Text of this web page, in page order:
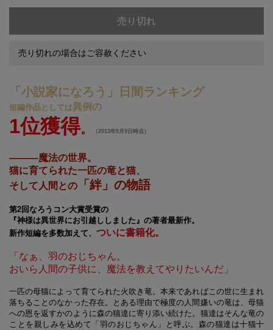
売り切れ
売り切れの場合はご容赦ください
「小説家になろう」日間ランキング
短編作品としては異例の
1位獲得。 （2013年9月9日時点）
―――魔法の世界。
猫に育てられた一匹の竜と猫、
そして人間との
「絆」の物語
第2回なろうコン大賞受賞の
『神様は異世界にお引越ししました』の著者最新作。
新作短編を多数加えて、 ついに書籍化。
「なぁ、羽のおじちゃん。
おいら人間の子供に、魔法を教えてやりたいんだ」
一匹の母猫によって育てられた火吹き竜。本来であればこの世に生まれ
落ちることのなかった存在。とある理由で極度の人間嫌いの竜は、母猫
への恩を返すかのように森の猫達に寄り添い続けた。猫達はそんな竜の
ことを親しみを込めて「羽のおじちゃん」と呼ぶ。森の猫達は十猫十